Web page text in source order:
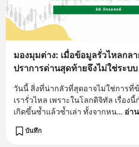
มองมุมต่าง: เมื่อข้อมูลรั่วไหลกลา
ปราการด่านสุดท้ายจึงไม่ใช่ระบบ
วันนี้ สิ่งที่น่ากลัวที่สุดอาจไม่ใช่การ
เรารั่วไหล เพราะในโลกดิจิทัล เรื่อง
เกิดขึ้นซ้ำแล้วซ้ำเล่า ทั้งจากหน... อ่า
บันทึก